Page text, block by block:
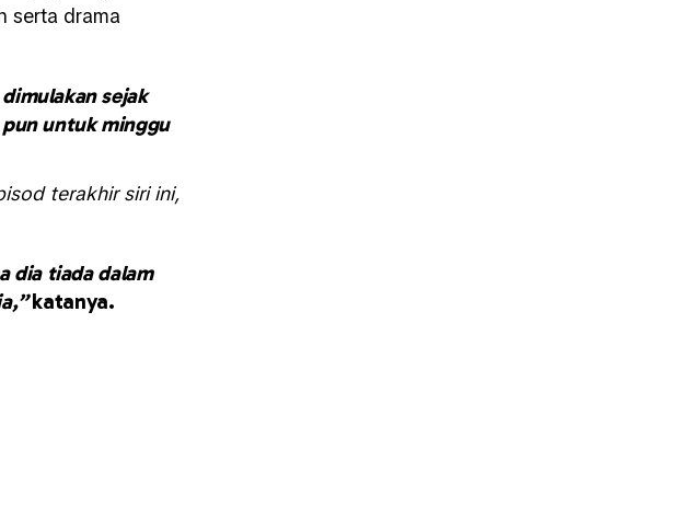
serta drama
sejak
pun untuk minggu
terakhir siri ini,
dia tiada dalam
katanya.